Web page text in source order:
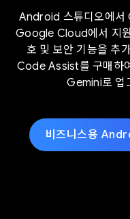
Android 스튜디오에서
Google Cloud에서 지
호 및 보안 기능을 추
Code Assist를 구매하
Gemini로 업
비즈니스용